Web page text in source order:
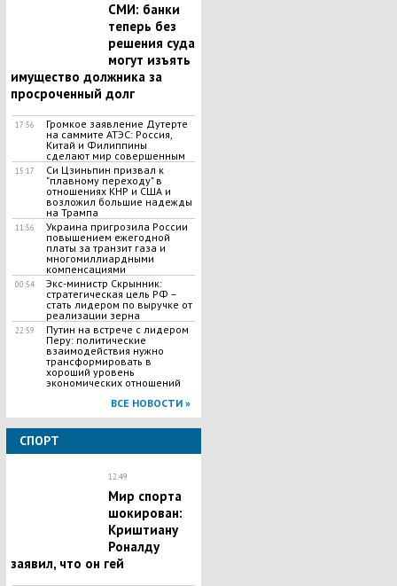
СМИ: банки
теперь без
решения суда
могут изъять
имущество должника за
просроченный долг
17:56
Громкое заявление Дутерте
на саммите АТЭС: Россия,
Китай и Филиппины
сделают мир совершенным
15:17
Си Цзиньпин призвал к
"плавному переходу" в
отношениях КНР и США и
возложил большие надежды
на Трампа
11:56
Украина пригрозила России
повышением ежегодной
платы за транзит газа и
многомиллиардными
компенсациями
00:54
Экс-министр Скрынник:
стратегическая цель РФ –
стать лидером по выручке от
реализации зерна
22:59
Путин на встрече с лидером
Перу: политические
взаимодействия нужно
трансформировать в
хороший уровень
экономических отношений
ВСЕ НОВОСТИ »
СПОРТ
12:49
Мир спорта
шокирован:
Криштиану
Роналду
заявил, что он гей